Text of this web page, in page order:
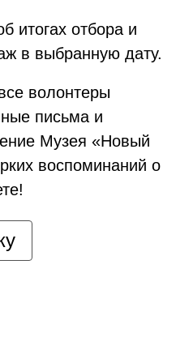
итогах отбора и
в выбранную дату.
волонтеры
письма и
Музея «Новый
воспоминаний о